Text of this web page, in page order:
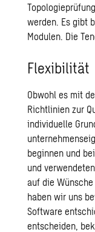
werden. Es gibt
Modulen. Die
Flexibilität
Obwohl es mit
Richtlinien zur
individuelle
beginnen und
und
auf die
haben wir uns
Software
entscheiden,